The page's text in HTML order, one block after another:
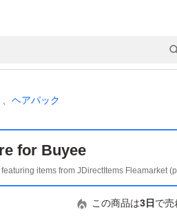
、ヘアパック
for Buyee
items from JDirectItems Fleamarket
この商品は3日 で売